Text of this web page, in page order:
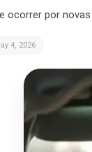
ocorrer por
4, 2026